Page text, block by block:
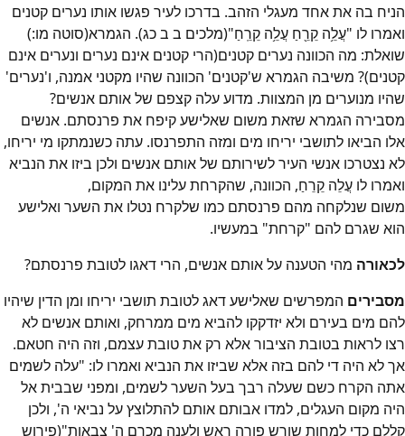
הניח בה את אחד מעגלי הזהב. בדרכו לעיר פגשו אותו נערים קטנים
ואמרו לו "עֲלֵ֥ה קֵרֵ֖חַ עֲלֵ֥ה קֵרֵֽחַ"(מלכים ב ב כג). הגמרא(סוטה מו:)
שואלת: מה הכוונה נערים קטנים(הרי קטנים אינם נערים ונערים אינם
קטנים)? משיבה הגמרא ש'קטנים' הכוונה שהיו מקטני אמנה, ו'נערים'
שהיו מנוערים מן המצוות. מדוע עלה קצפם של אותם אנשים?
מסבירה הגמרא שזאת משום שאלישע קיפח את פרנסתם. אנשים
אלו הביאו לתושבי יריחו מים ומזה התפרנסו. עתה כשנמתקו מי יריחו,
לא נצטרכו אנשי העיר לשירותם של אותם אנשים ולכן ביזו את הנביא
ואמרו לו עֲלֵה קֵרֵחַ, הכוונה, שהקרחת עלינו את המקום,
משום שנלקחה מהם פרנסתם כמו שלקרח נטלו את השער ואלישע
הוא שגרם להם "קרחת" במעשיו.
לכאורה מהי הטענה על אותם אנשים, הרי דאגו לטובת פרנסתם?
מסבירים המפרשים שאלישע דאג לטובת תושבי יריחו ומן הדין שיהיו
להם מים בעירם ולא יזדקקו להביא מים ממרחק, ואותם אנשים לא
רצו לראות בטובת הציבור אלא רק את טובת עצמם, וזה היה חטאם.
אך לא היה די להם בזה אלא שביזו את הנביא ואמרו לו: "עלה לשמים
אתה הקרח כשם שעלה רבך בעל השער לשמים, ומפני שבבית אל
היה מקום העגלים, למדו אבותם אותם להתלוצץ על נביאי ה', ולכן
קללם כדי למחות שורש פורה ראש ולענה מכרם ה' צבאות"(פירוש